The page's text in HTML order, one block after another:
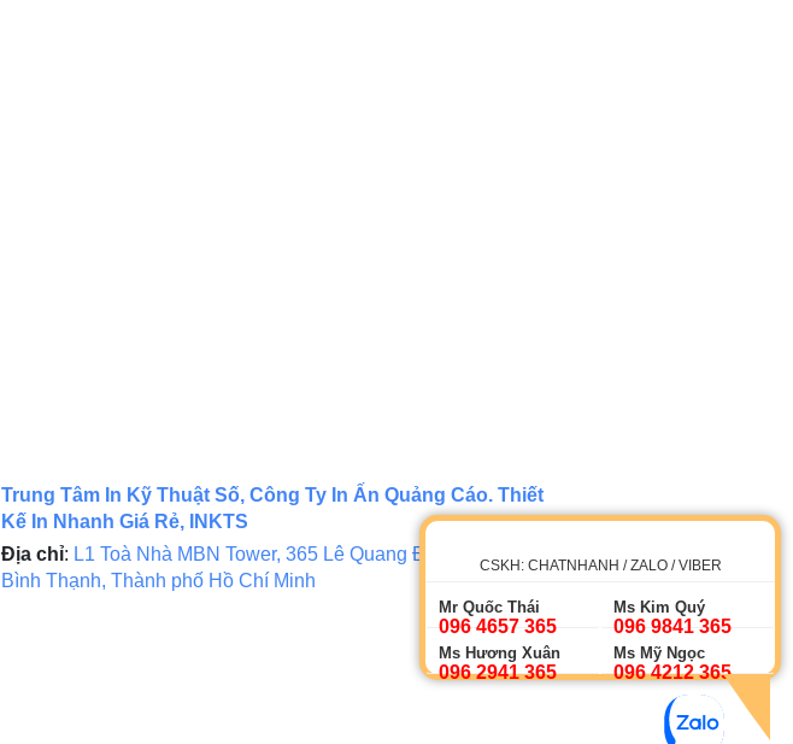
Trung Tâm In Kỹ Thuật Số, Công Ty In Ấn Quảng Cáo. Thiết
Kế In Nhanh Giá Rẻ, INKTS
Địa chỉ: L1 Toà Nhà MBN Tower, 365 Lê Quang Định, Phường 5,
Bình Thạnh, Thành phố Hồ Chí Minh
CSKH: CHATNHANH / ZALO / VIBER
Mr Quốc Thái
096 4657 365
Ms Kim Quý
096 9841 365
Ms Hương Xuân
096 2941 365
Ms Mỹ Ngọc
096 4212 365